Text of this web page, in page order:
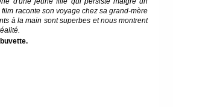
raconte son voyage chez sa grand-mère
à la main sont superbes et nous montrent